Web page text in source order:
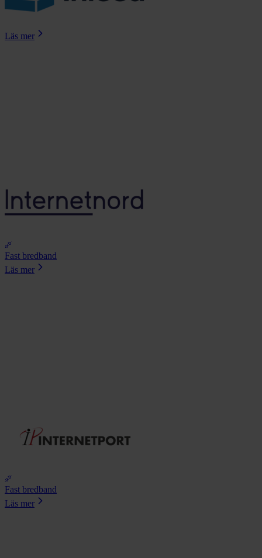
Läs mer
Fast bredband
Läs mer
Fast bredband
Läs mer